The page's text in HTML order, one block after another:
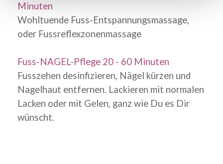
Minuten
Wohltuende Fuss-Entspannungsmassage,
oder Fussreflexzonenmassage
Fuss-NAGEL-Pflege 20 - 60 Minuten
Fusszehen desinfizieren, Nägel kürzen und
Nagelhaut entfernen. Lackieren mit normalen
Lacken oder mit Gelen, ganz wie Du es Dir
wünscht.